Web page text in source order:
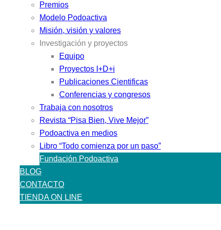
Premios
Modelo Podoactiva
Misión, visión y valores
Investigación y proyectos
Equipo
Proyectos I+D+i
Publicaciones Cientificas
Conferencias y congresos
Trabaja con nosotros
Revista “Pisa Bien, Vive Mejor”
Podoactiva en medios
Libro “Todo comienza por un paso”
Fundación Podoactiva
BLOG
CONTACTO
TIENDA ON LINE